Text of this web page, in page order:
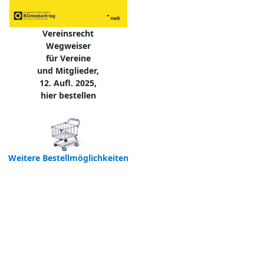
Vereinsrecht
Wegweiser
für Vereine
und Mitglieder,
12. Aufl. 2025,
hier bestellen
Weitere Bestellmöglichkeiten